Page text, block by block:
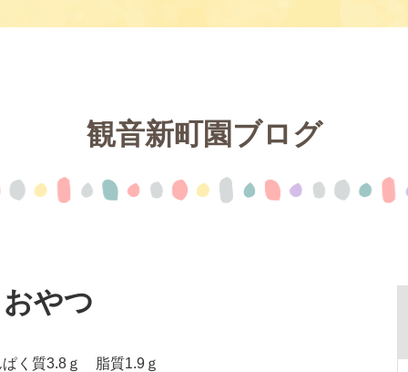
観音新町園ブログ
やつ
く質3.8ｇ 脂質1.9ｇ